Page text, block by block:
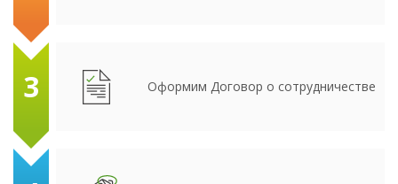
3 Оформим Договор о сотрудничестве